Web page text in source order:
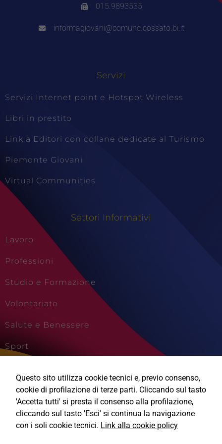
015.9893535
informagiovani@comune.cossato.bi.it
Servizi
Servizi Internet point e Hotspot Wireless
Libri in prestito
Link a Editori con collane dedicate al Turismo
Piemonte Giovani
Virtual Communities
Settori Informativi
Lavoro
Professioni
Studio e Formazione
Volontariato
Salute e Benessere
Sport
Viaggi e Vacanze
Questo sito utilizza cookie tecnici e, previo consenso,
cookie di profilazione di terze parti. Cliccando sul tasto
'Accetta tutti' si presta il consenso alla profilazione,
cliccando sul tasto 'Esci' si continua la navigazione
con i soli cookie tecnici. Link alla cookie policy